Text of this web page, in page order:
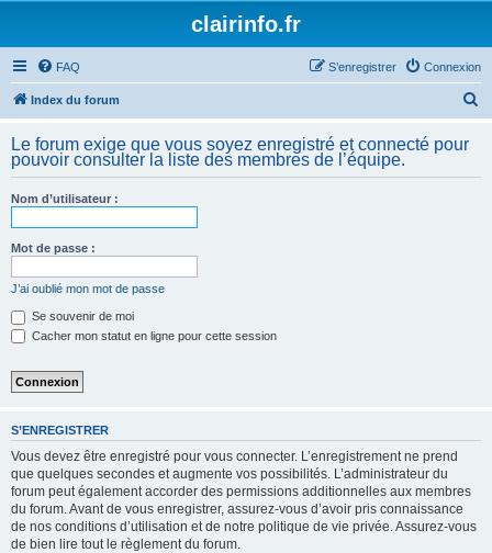
clairinfo.fr
FAQ Connexion
S’enregistrer
Index du forum
h
Le forum exige que vous soyez enregistré et connecté pour
pouvoir consulter la liste des membres de l’équipe.
Nom d’utilisateur :
Mot de passe :
J’ai oublié mon mot de passe
Se souvenir de moi
Cacher mon statut en ligne pour cette session
S’ENREGISTRER
Vous devez être enregistré pour vous connecter. L’enregistrement ne prend
que quelques secondes et augmente vos possibilités. L’administrateur du
forum peut également accorder des permissions additionnelles aux membres
du forum. Avant de vous enregistrer, assurez-vous d’avoir pris connaissance
de nos conditions d’utilisation et de notre politique de vie privée. Assurez-vous
de bien lire tout le règlement du forum.